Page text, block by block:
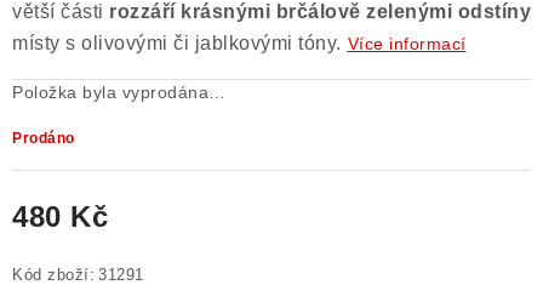
větší části rozzáří krásnými brčálově zelenými odstíny
místy s olivovými či jablkovými tóny. Více informací
Položka byla vyprodána…
Prodáno
480 Kč
Kód zboží: 31291